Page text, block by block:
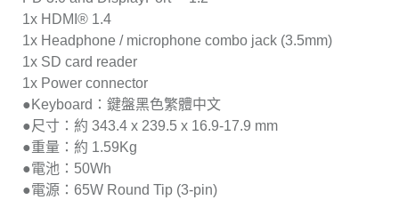
1x HDMI® 1.4
1x Headphone / microphone combo jack (3.5mm)
1x SD card reader
1x Power connector
●Keyboard：鍵盤黑色繁體中文
●尺寸：約 343.4 x 239.5 x 16.9-17.9 mm
●重量：約 1.59Kg
●電池：50Wh
●電源：65W Round Tip (3-pin)